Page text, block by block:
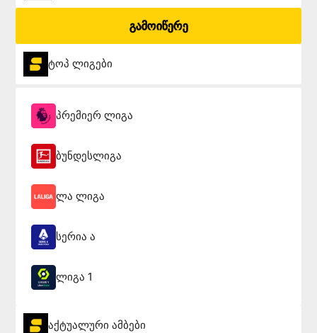
გამოიწერე
ტოპ ლიგები
პრემიერ ლიგა
ბუნდესლიგა
ლა ლიგა
სერია ა
ლიგა 1
აქტუალური ამბები